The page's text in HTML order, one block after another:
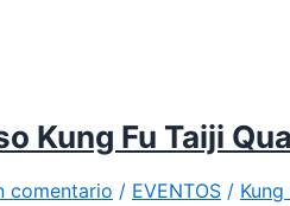
Kung Fu Taiji
comentario / EVENTOS / Kung